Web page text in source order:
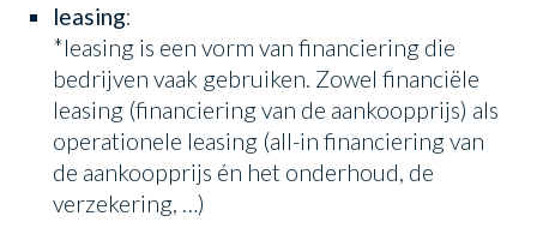
leasing:
*leasing is een vorm van financiering die
bedrijven vaak gebruiken. Zowel financiële
leasing (financiering van de aankoopprijs) als
operationele leasing (all-in financiering van
de aankoopprijs én het onderhoud, de
verzekering, …)